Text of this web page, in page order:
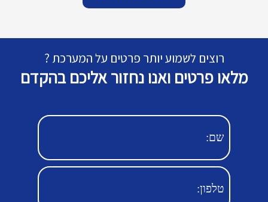
רוצים לשמוע יותר פרטים על המערכת ?
מלאו פרטים ואנו נחזור אליכם בהקדם